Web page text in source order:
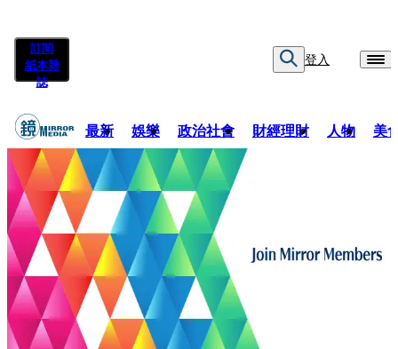
訂閱
紙本雜
誌
登入
最新 娛樂 政治社會 財經理財 人物 美